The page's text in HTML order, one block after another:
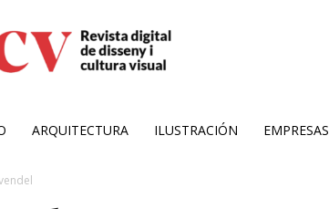
ARQUITECTURA ILUSTRACIÓN EMPRESAS